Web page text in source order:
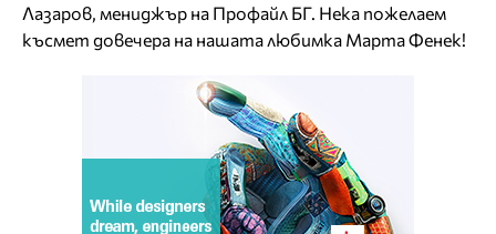
Лазаров, мениджър на Профайл БГ. Нека пожелаем
късмет довечера на нашата любимка Марта Фенек!